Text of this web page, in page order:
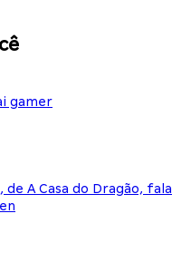
gamer
A Casa do Dragão, fala